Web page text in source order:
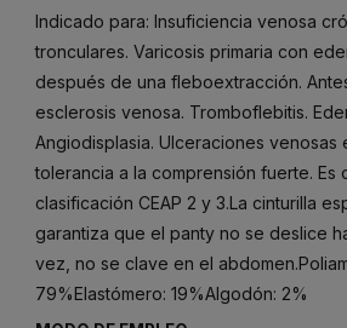
Indicado para: Insuficiencia venosa
tronculares. Varicosis primaria con
después de una fleboextracción.
esclerosis venosa. Tromboflebitis.
Angiodisplasia. Ulceraciones venosas
tolerancia a la comprensión fuerte. Es
clasificación CEAP 2 y 3.La cinturilla
garantiza que el panty no se deslice
vez, no se clave en el
79%Elastómero: 19%Algodón: 2%